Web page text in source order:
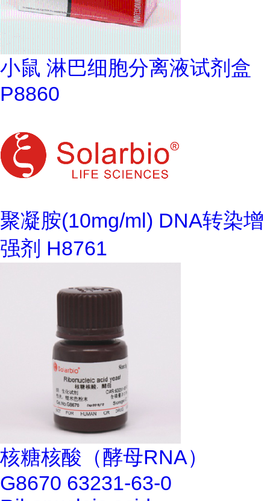
小鼠 淋巴细胞分离液试剂盒
P8860
聚凝胺(10mg/ml) DNA转染增
强剂 H8761
核糖核酸（酵母RNA）
G8670 63231-63-0